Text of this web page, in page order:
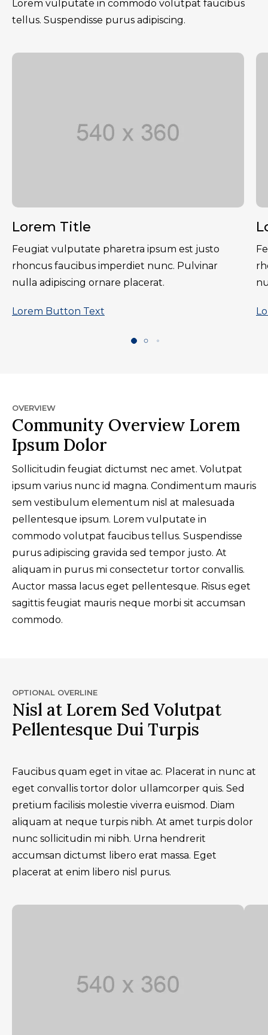
Lorem vulputate in commodo volutpat faucibus
tellus. Suspendisse purus adipiscing.
Lorem Title
Feugiat vulputate pharetra ipsum est justo
rhoncus faucibus imperdiet nunc. Pulvinar
nulla adipiscing ornare placerat.
Lorem Button Text
OVERVIEW
Community Overview Lorem
Ipsum Dolor
Sollicitudin feugiat dictumst nec amet. Volutpat
ipsum varius nunc id magna. Condimentum mauris
sem vestibulum elementum nisl at malesuada
pellentesque ipsum. Lorem vulputate in
commodo volutpat faucibus tellus. Suspendisse
purus adipiscing gravida sed tempor justo. At
aliquam in purus mi consectetur tortor convallis.
Auctor massa lacus eget pellentesque. Risus eget
sagittis feugiat mauris neque morbi sit accumsan
commodo.
OPTIONAL OVERLINE
Nisl at Lorem Sed Volutpat
Pellentesque Dui Turpis
Faucibus quam eget in vitae ac. Placerat in nunc at
eget convallis tortor dolor ullamcorper quis. Sed
pretium facilisis molestie viverra euismod. Diam
aliquam at neque turpis nibh. At amet turpis dolor
nunc sollicitudin mi nibh. Urna hendrerit
accumsan dictumst libero erat massa. Eget
placerat at enim libero nisl purus.